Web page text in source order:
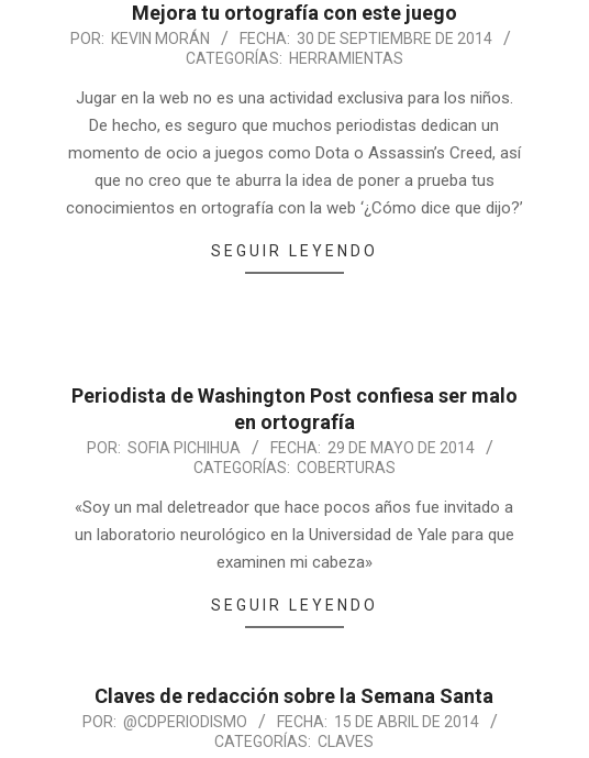
Mejora tu ortografía con este juego
POR: KEVIN MORÁN FECHA: 30 DE SEPTIEMBRE DE 2014
CATEGORÍAS: HERRAMIENTAS
Jugar en la web no es una actividad exclusiva para los niños.
De hecho, es seguro que muchos periodistas dedican un
momento de ocio a juegos como Dota o Assassin’s Creed, así
que no creo que te aburra la idea de poner a prueba tus
conocimientos en ortografía con la web ‘¿Cómo dice que dijo?’
SEGUIR LEYENDO
Periodista de Washington Post confiesa ser malo
en ortografía
POR: SOFIA PICHIHUA FECHA: 29 DE MAYO DE 2014
CATEGORÍAS: COBERTURAS
«Soy un mal deletreador que hace pocos años fue invitado a
un laboratorio neurológico en la Universidad de Yale para que
examinen mi cabeza»
SEGUIR LEYENDO
Claves de redacción sobre la Semana Santa
POR: @CDPERIODISMO FECHA: 15 DE ABRIL DE 2014
CATEGORÍAS: CLAVES